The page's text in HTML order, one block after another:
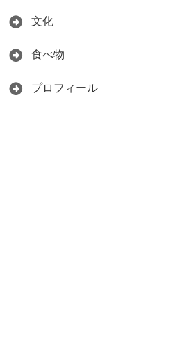
文化
食べ物
プロフィール